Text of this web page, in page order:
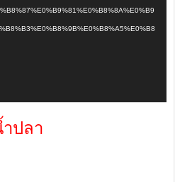
ปลา